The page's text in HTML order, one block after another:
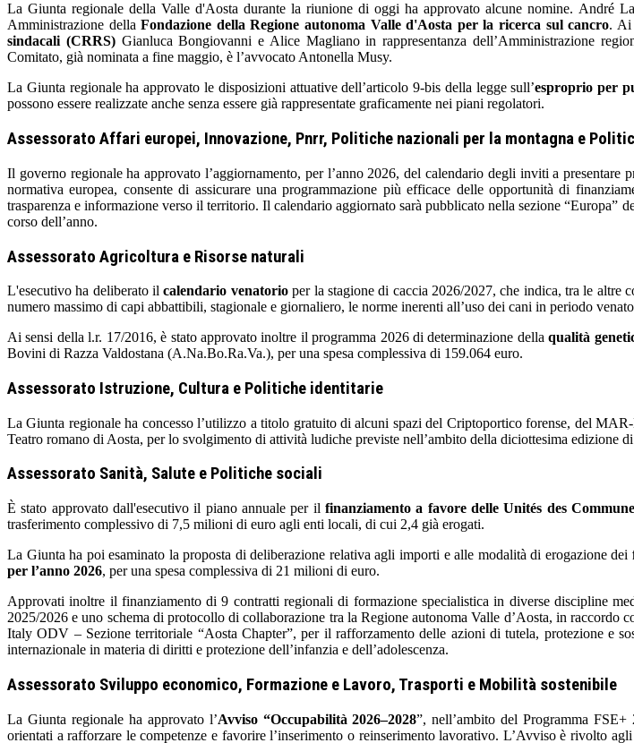
La Giunta regionale della Valle d'Aosta durante la riunione di oggi ha approvato alcune nomine.
Amministrazione dellaFondazione della Regione autonoma Valle d'Aosta per la ricerca sul cancro. Ai
sindacali (CRRS)Gianluca Bongiovanni e Alice Magliano in rappresentanza dell’Amministrazione
Comitato, già nominata a fine maggio, è l’avvocato Antonella Musy.
La Giunta regionale ha approvato le disposizioni attuative dell’articolo 9-bis della legge sull’esproprio per
possono essere realizzate anche senza essere già rappresentate graficamente nei piani regolatori.
Assessorato Affari europei, Innovazione, Pnrr, Politiche nazionali per la montagna e
Il governo regionale ha approvato l’aggiornamento, per l’anno 2026, del calendario degli inviti a presentare
normativa europea, consente di assicurare una programmazione più efficace delle opportunità di
trasparenza e informazione verso il territorio. Il calendario aggiornato sarà pubblicato nella sezione “Europa”
corso dell’anno.
Assessorato Agricoltura e Risorse naturali
L'esecutivo ha deliberato ilcalendario venatorioper la stagione di caccia 2026/2027, che indica, tra le altre
numero massimo di capi abbattibili, stagionale e giornaliero, le norme inerenti all’uso dei cani in periodo
Ai sensi della l.r. 17/2016, è stato approvato inoltre il programma 2026 di determinazione dellaqualità
Bovini di Razza Valdostana (A.Na.Bo.Ra.Va.), per una spesa complessiva di 159.064 euro.
Assessorato Istruzione, Cultura e Politiche identitarie
La Giunta regionale ha concesso l’utilizzo a titolo gratuito di alcuni spazi del Criptoportico forense, del
Teatro romano di Aosta, per lo svolgimento di attività ludiche previste nell’ambito della diciottesima edizione
Assessorato Sanità, Salute e Politiche sociali
È stato approvato dall'esecutivo il piano annuale per il finanziamento a favore delle Unités des
trasferimento complessivo di 7,5 milioni di euro agli enti locali, di cui 2,4 già erogati.
La Giunta ha poi esaminato la proposta di deliberazione relativa agli importi e alle modalità di erogazione dei
per l’anno 2026, per una spesa complessiva di 21 milioni di euro.
Approvati inoltre il finanziamento di 9 contratti regionali di formazione specialistica in diverse discipline
2025/2026 e uno schema di protocollo di collaborazione tra la Regione autonoma Valle d’Aosta, in raccordo
Italy ODV – Sezione territoriale “Aosta Chapter”, per il rafforzamento delle azioni di tutela, protezione e
internazionale in materia di diritti e protezione dell’infanzia e dell’adolescenza.
Assessorato Sviluppo economico, Formazione e Lavoro, Trasporti e Mobilità sostenibile
La Giunta regionale ha approvato l’Avviso “Occupabilità 2026–2028”, nell’ambito del Programma
orientati a rafforzare le competenze e favorire l’inserimento o reinserimento lavorativo. L’Avviso è rivolto